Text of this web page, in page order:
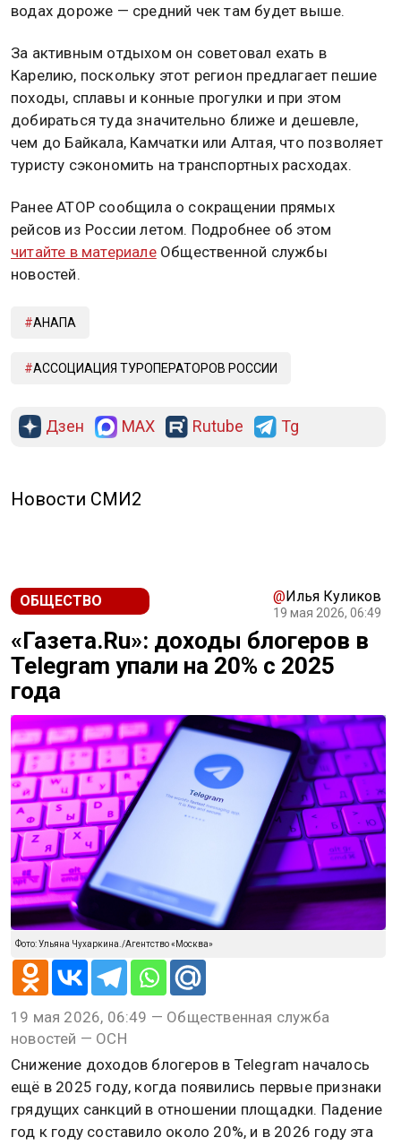
водах дороже — средний чек там будет выше.
За активным отдыхом он советовал ехать в
Карелию, поскольку этот регион предлагает пешие
походы, сплавы и конные прогулки и при этом
добираться туда значительно ближе и дешевле,
чем до Байкала, Камчатки или Алтая, что позволяет
туристу сэкономить на транспортных расходах.
Ранее АТОР сообщила о сокращении прямых
рейсов из России летом. Подробнее об этом
читайте в материалеОбщественной службы
новостей.
АНАПА
АССОЦИАЦИЯ ТУРОПЕРАТОРОВ РОССИИ
Дзен MAX Rutube Tg
Новости СМИ2
ОБЩЕСТВО @Илья Куликов
19 мая 2026, 06:49
«Газета.Ru»: доходы блогеров в
Telegram упали на 20% с 2025
года
Фото: Ульяна Чухаркина./Агентство «Москва»
19 мая 2026, 06:49 — Общественная служба
новостей — ОСН
Снижение доходов блогеров в Telegram началось
ещё в 2025 году, когда появились первые признаки
грядущих санкций в отношении площадки. Падение
год к году составило около 20%, и в 2026 году эта